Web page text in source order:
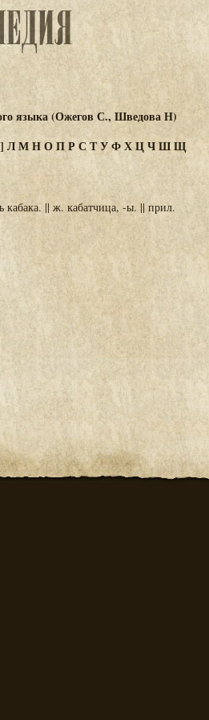
языка (Ожегов С., Шведова Н)
ЛМНОПР С ТУФХЦЧШЩ
кабака. || ж. кабатчица, -ы. || прил.